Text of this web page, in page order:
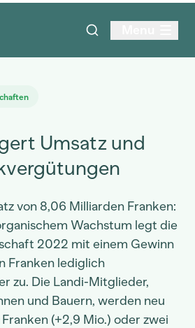
Umsatz und
von 8,06 Milliarden Franken:
Wachstum legt die
2022 mit einem Gewinn
Franken lediglich
zu. Die Landi-Mitglieder,
und Bauern, werden neu
(+2,9 Mio.) oder zwei